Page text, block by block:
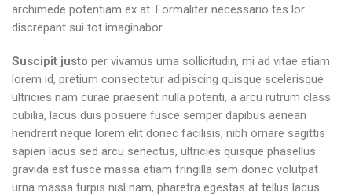
archimede potentiam ex at. Formaliter necessario tes lor
discrepant sui tot imaginabor.
Suscipit justo per vivamus urna sollicitudin, mi ad vitae etiam
lorem id, pretium consectetur adipiscing quisque scelerisque
ultricies nam curae praesent nulla potenti, a arcu rutrum class
cubilia, lacus duis posuere fusce semper dapibus aenean
hendrerit neque lorem elit donec facilisis, nibh ornare sagittis
sapien lacus sed arcu senectus, ultricies quisque phasellus
gravida est fusce massa etiam fringilla sem donec volutpat
urna massa turpis nisl nam, pharetra egestas at tellus lacus